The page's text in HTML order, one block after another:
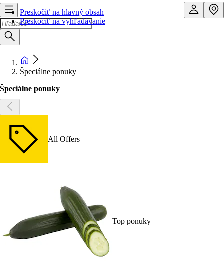
Preskočiť na hlavný obsah
Preskočiť na vyhľadávanie
Špeciálne ponuky
Špeciálne ponuky
All Offers
Top ponuky